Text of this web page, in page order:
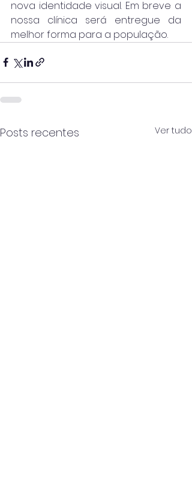
nova identidade visual. Em breve a
nossa clínica será entregue da
melhor forma para a população.
Posts recentes Ver tudo